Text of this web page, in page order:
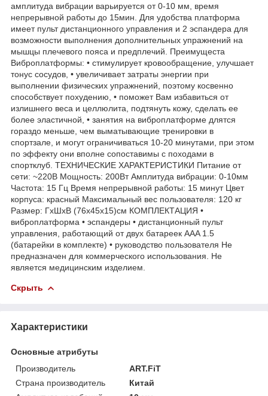
амплитуда вибрации варьируется от 0-10 мм, время
непрерывной работы до 15мин. Для удобства платформа
имеет пульт дистанционного управления и 2 эспандера для
возможности выполнения дополнительных упражнений на
мышцы плечевого пояса и предплечий. Преимущеста
Виброплатформы: • стимулирует кровообращение, улучшает
тонус сосудов, • увеличивает затраты энергии при
выполнении физических упражнений, поэтому косвенно
способствует похудению, • поможет Вам избавиться от
излишнего веса и целлюлита, подтянуть кожу, сделать ее
более эластичной, • занятия на виброплатформе длятся
гораздо меньше, чем выматывающие тренировки в
спортзале, и могут ограничиваться 10-20 минутами, при этом
по эффекту они вполне сопоставимы с походами в
спортклуб. ТЕХНИЧЕСКИЕ ХАРАКТЕРИСТИКИ Питание от
сети: ~220В Мощность: 200Вт Амплитуда вибрации: 0-10мм
Частота: 15 Гц Время непрерывной работы: 15 минут Цвет
корпуса: красный Максимальный вес пользователя: 120 кг
Размер: ГхШхВ (76х45х15)см КОМПЛЕКТАЦИЯ •
виброплатформа • эспандеры • дистанционный пульт
управления, работающий от двух батареек AAA 1.5
(батарейки в комплекте) • руководство пользователя Не
предназначен для коммерческого использования. Не
является медицинским изделием.
Скрыть
Характеристики
Основные атрибуты
Производитель
ART.FiT
Страна производитель
Китай